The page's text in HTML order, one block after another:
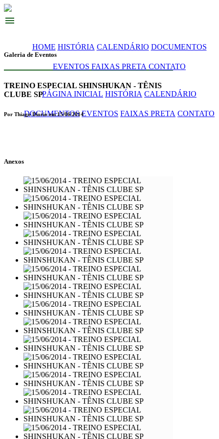
menu
HOME HISTÓRIA CALENDÁRIO DOCUMENTOS
EVENTOS FAIXAS PRETA CONTATO
PÁGINA INICIAL HISTÓRIA CALENDÁRIO
DOCUMENTOS EVENTOS FAIXAS PRETA CONTATO
Galeria de Eventos
TREINO ESPECIAL SHINSHUKAN - TÊNIS
CLUBE SP
Por Thiago Diorio em 15/06/2014
Anexos